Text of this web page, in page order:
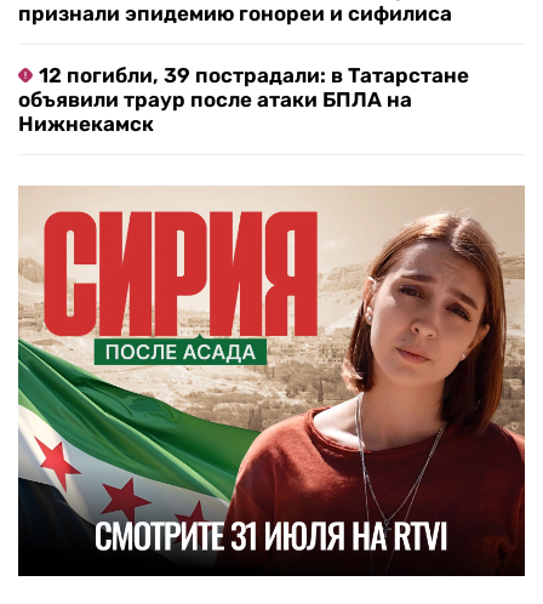
признали эпидемию гонореи и сифилиса
12 погибли, 39 пострадали: в Татарстане
объявили траур после атаки БПЛА на
Нижнекамск